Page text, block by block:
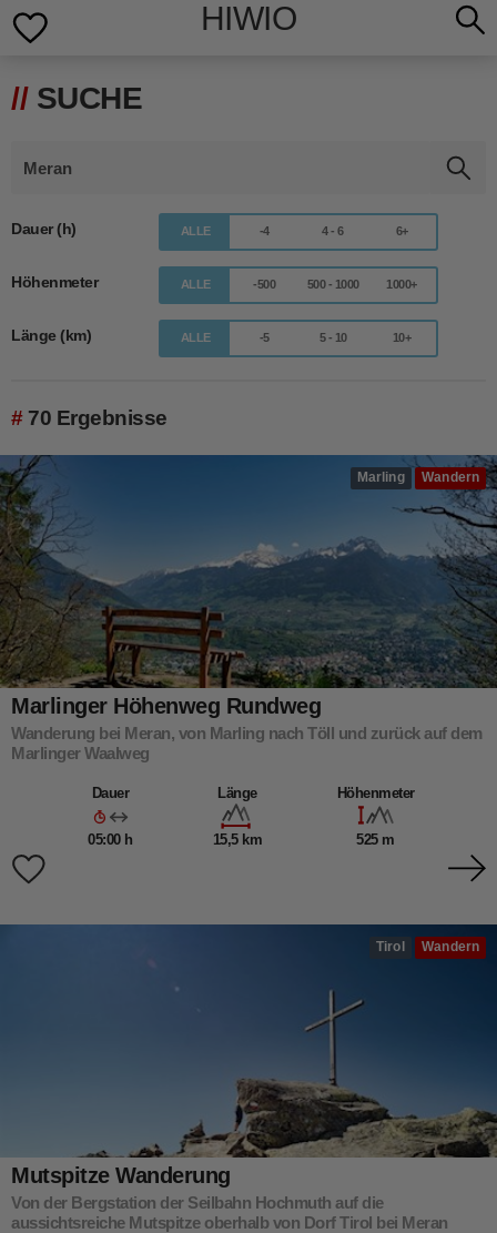
HIWIO
SUCHE
Dauer (h) ALLE -4 4 - 6 6+
Höhenmeter ALLE -500 500 - 1000 1000+
Länge (km) ALLE -5 5 - 10 10+
70 Ergebnisse
Marling Wandern
Marlinger Höhenweg Rundweg
Wanderung bei Meran, von Marling nach Töll und zurück auf dem
Marlinger Waalweg
Dauer
05:00 h
Länge
15,5 km
Höhenmeter
525 m
Tirol Wandern
Mutspitze Wanderung
Von der Bergstation der Seilbahn Hochmuth auf die
aussichtsreiche Mutspitze oberhalb von Dorf Tirol bei Meran